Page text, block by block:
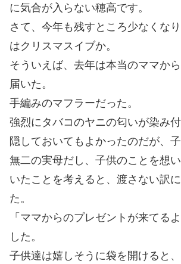
に気合が入らない穂高です。
さて、今年も残すところ少なくな
はクリスマスイブか。
そういえば、去年は本当のママか
届いた。
手編みのマフラーだった。
強烈にタバコのヤニの匂いが染み付
隠しておいてもよかったのだが、
無二の実母だし、子供のことを想
いたことを考えると、渡さない訳
た。
「ママからのプレゼントが来てる
した。
子供達は嬉しそうに袋を開けると